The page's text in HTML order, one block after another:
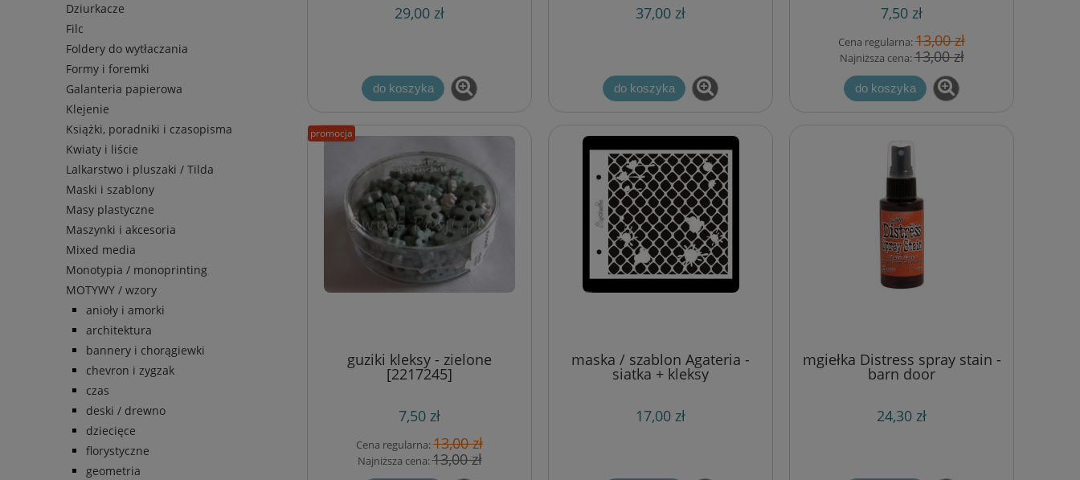
Dziurkacze
Filc
Foldery do wytłaczania
Formy i foremki
Galanteria papierowa
Klejenie
Książki, poradniki i czasopisma
Kwiaty i liście
Lalkarstwo i pluszaki / Tilda
Maski i szablony
Masy plastyczne
Maszynki i akcesoria
Mixed media
Monotypia / monoprinting
MOTYWY / wzory
anioły i amorki
architektura
bannery i chorągiewki
chevron i zygzak
czas
deski / drewno
dziecięce
florystyczne
geometria
29,00 zł
do koszyka
37,00 zł
do koszyka
7,50 zł
Cena regularna:13,00 zł
Najniższa cena:13,00 zł
do koszyka
guziki kleksy - zielone
[2217245]
7,50 zł
Cena regularna:13,00 zł
Najniższa cena:13,00 zł
promocja
maska / szablon Agateria -
siatka + kleksy
17,00 zł
mgiełka Distress spray stain -
barn door
24,30 zł